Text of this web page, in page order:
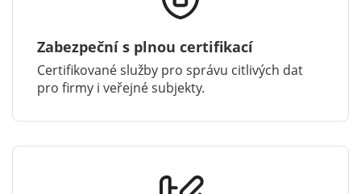
Zabezpeční s plnou certifikací
Certifikované služby pro správu citlivých dat
pro firmy i veřejné subjekty.